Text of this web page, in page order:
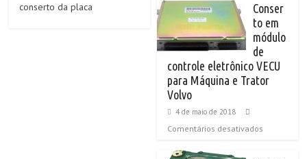
conserto da placa
Conser
to em
módulo
de
controle eletrônico VECU
para Máquina e Trator
Volvo
4 de maio de 2018
Comentários desativados